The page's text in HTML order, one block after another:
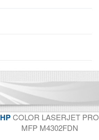
HPCOLOR LASERJET PRO
MFP M4302FDN